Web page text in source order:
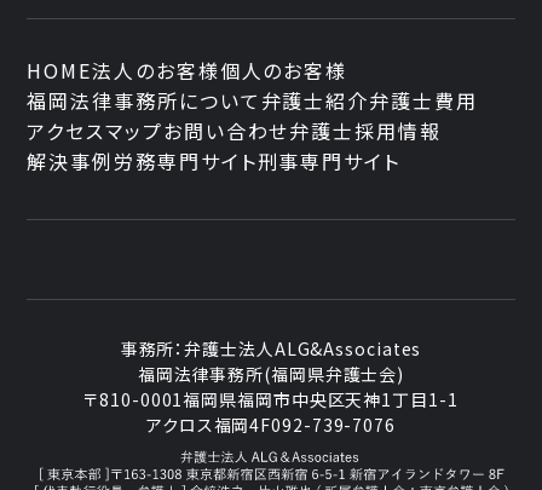
HOME法人のお客様個人のお客様
福岡法律事務所について 弁護士紹介弁護士費用
アクセスマップお問い合わせ弁護士採用情報
解決事例労務専門サイト刑事専門サイト
事務所：弁護士法人ALG&Associates
福岡法律事務所(福岡県弁護士会)
〒810-0001福岡県福岡市中央区天神1丁目1-1
アクロス福岡4F092-739-7076